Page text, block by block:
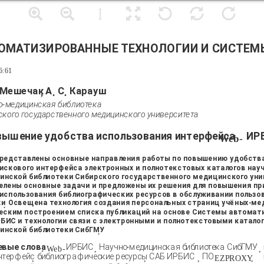
ТЕХНОЛОГИИ И
Мешечак
, А. С. Карауш
медицинская библиотека
государственного медицинского университета
удобства использования интерфейса
Web-
основные направления работы по повышению
интерфейса электронных и полнотекстовых каталогов
библиотеки Сибирского государственного медицинского
основные задачи и предложены их решения для повышения
библиографических ресурсов в обслуживании
. Освещена технология создания персональных страниц учёных-
построением списка публикаций на основе Системы
и технологии связи с электронными и полнотекстовыми
библиотеки СибГМУ
.
слова
: Web- ИРБИС, Научно-медицинская библиотека СибГМУ,
, библиографические ресурсы
, САБ ИРБИС , ПОEZPROXY,